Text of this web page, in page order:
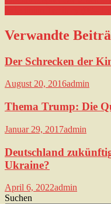
Verwandte
Der Schrecken der
August 20, 2016admin
Thema Trump: Die
Januar 29, 2017admin
Deutschland
Ukraine?
April 6, 2022admin
Suchen